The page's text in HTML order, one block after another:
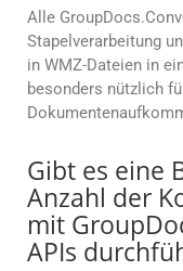
Alle
Stapelverarbeitung
in WMZ-Dateien in
besonders nützlich
Gibt es eine
Anzahl der
mit
APIs